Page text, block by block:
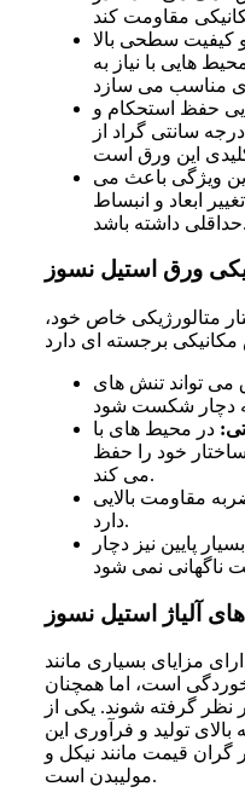
کیفیت سطحی بالا
هایی با نیاز به
حفظ استحکام و
ساختار در دماهای بالای ۱۰۰۰ درجه سانتی گراد از
این ویژگی باعث می
ابعاد و انبساط
حداقلی داشته باشد.
ورق استیل نسوز
متالورژیکی خاص خود،
می تواند تنش های
در محیط های با
خود را حفظ
می کند.
مقاومت بالایی
دارد.
پایین نیز دچار
آلیاژ استیل نسوز
مزایای بسیاری مانند
است، اما همچنان
نظر گرفته شوند. یکی از
تولید و فرآوری این
گران قیمت مانند نیکل و
مولیبدن است.